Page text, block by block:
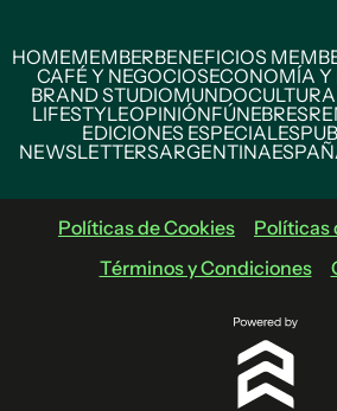
HOMEMEMBERBENEFICIOS
CAFÉ Y NEGOCIOSECONOMÍA Y
BRAND STUDIOMUNDO
LIFESTYLEOPINIÓNFÚNEBRES
EDICIONES ESPECIALES
NEWSLETTERSARGENTINA
Políticas de Cookies
Políticas
Términos y Condiciones